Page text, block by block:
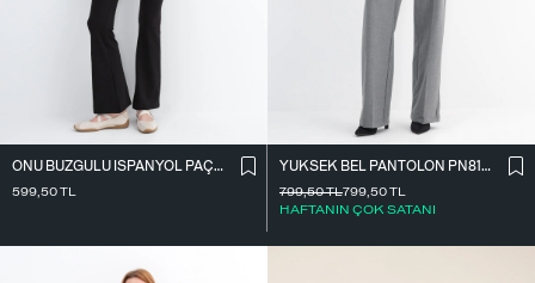
ÖNÜ BÜZGÜLÜ İ̇SPANYOL PAÇA TAYT TYT4009
599,50TL
YÜKSEK BEL PANTOLON PN8130-R4
799,50TL
HAFTANIN ÇOK SATANI
799,50TL